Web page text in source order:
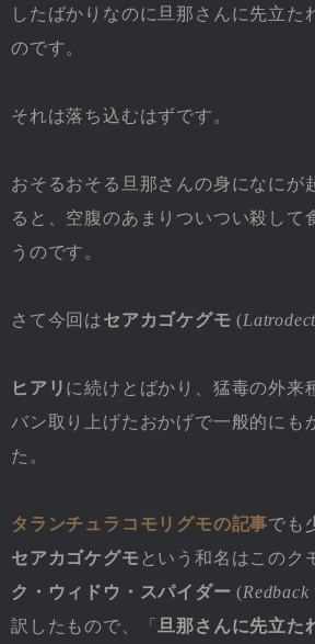
したばかりなのに旦那さんに先立た
のです。
それは落ち込むはずです。
おそるおそる旦那さんの身になにが
ると、空腹のあまりついつい殺して
うのです。
さて今回はセアカゴケグモ (
ヒアリ に続けとばかり、猛毒の外来
バン取り上げたおかげで一般的にも
た。
タランチュラコモリグモの記事でも
セアカゴケグモ という和名はこのク
ク・ウィドウ・スパイダー (
訳したもので、「旦那さんに先立た